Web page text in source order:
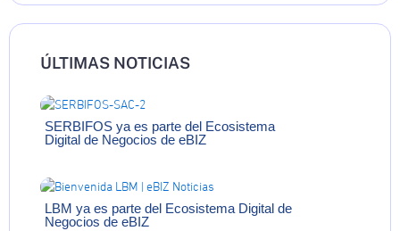
ÚLTIMAS NOTICIAS
SERBIFOS ya es parte del Ecosistema
Digital de Negocios de eBIZ
LBM ya es parte del Ecosistema Digital de
Negocios de eBIZ